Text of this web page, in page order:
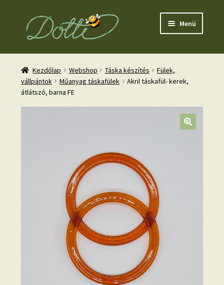
Ugrás
Kilépés
Menü
Kezdőlap Webshop Táska készítés
Fülek,
vállpántok
Műanyag táskafülek
Akril táskafül- kerek,
átlátszó, barna FE